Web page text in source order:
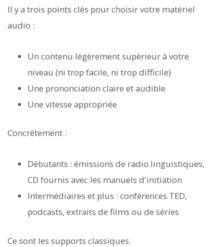
Il y a trois points clés pour choisir votre matériel
audio :
Un contenu légèrement supérieur à votre
niveau (ni trop facile, ni trop difficile)
Une prononciation claire et audible
Une vitesse appropriée
Concrètement :
Débutants : émissions de radio linguistiques,
CD fournis avec les manuels d'initiation
Intermédiaires et plus : conférences TED,
podcasts, extraits de films ou de séries
Ce sont les supports classiques.